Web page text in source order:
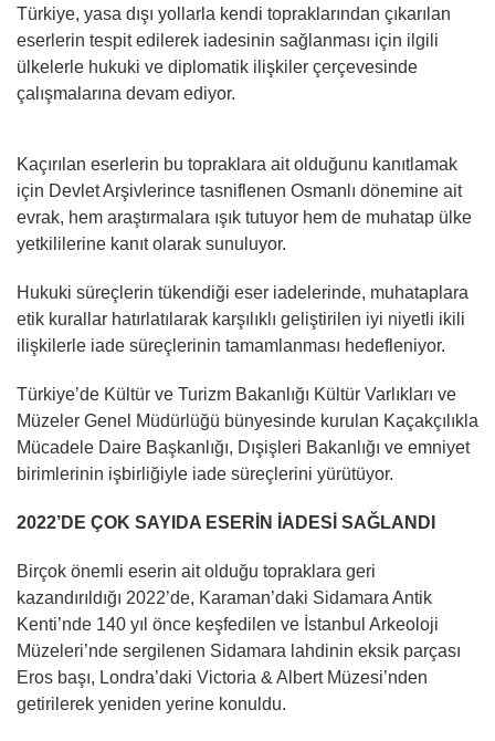
Türkiye, yasa dışı yollarla kendi topraklarından çıkarılan
eserlerin tespit edilerek iadesinin sağlanması için ilgili
ülkelerle hukuki ve diplomatik ilişkiler çerçevesinde
çalışmalarına devam ediyor.
Kaçırılan eserlerin bu topraklara ait olduğunu kanıtlamak
için Devlet Arşivlerince tasniflenen Osmanlı dönemine ait
evrak, hem araştırmalara ışık tutuyor hem de muhatap ülke
yetkililerine kanıt olarak sunuluyor.
Hukuki süreçlerin tükendiği eser iadelerinde, muhataplara
etik kurallar hatırlatılarak karşılıklı geliştirilen iyi niyetli ikili
ilişkilerle iade süreçlerinin tamamlanması hedefleniyor.
Türkiye’de Kültür ve Turizm Bakanlığı Kültür Varlıkları ve
Müzeler Genel Müdürlüğü bünyesinde kurulan Kaçakçılıkla
Mücadele Daire Başkanlığı, Dışişleri Bakanlığı ve emniyet
birimlerinin işbirliğiyle iade süreçlerini yürütüyor.
2022’DE ÇOK SAYIDA ESERİN İADESİ SAĞLANDI
Birçok önemli eserin ait olduğu topraklara geri
kazandırıldığı 2022’de, Karaman’daki Sidamara Antik
Kenti’nde 140 yıl önce keşfedilen ve İstanbul Arkeoloji
Müzeleri’nde sergilenen Sidamara lahdinin eksik parçası
Eros başı, Londra’daki Victoria & Albert Müzesi’nden
getirilerek yeniden yerine konuldu.